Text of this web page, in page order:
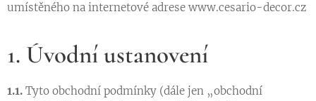
umístěného na internetové adrese www.cesario-decor.cz
1. Úvodní ustanovení
1.1. Tyto obchodní podmínky (dále jen „obchodní